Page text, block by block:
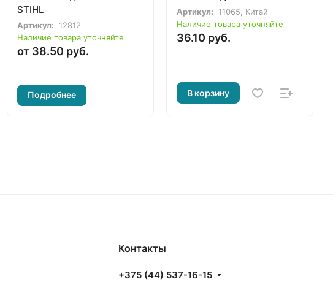
STIHL
Артикул:
12812
Наличие товара уточняйте
от 38.50 руб.
Подробнее
Артикул:
11065, Китай
Наличие товара уточняйте
36.10 руб.
В корзину
Контакты
+375 (44) 537-16-15